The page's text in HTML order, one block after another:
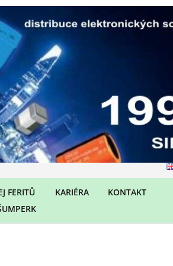
FERITŮ
KARIÉRA KONTAKT